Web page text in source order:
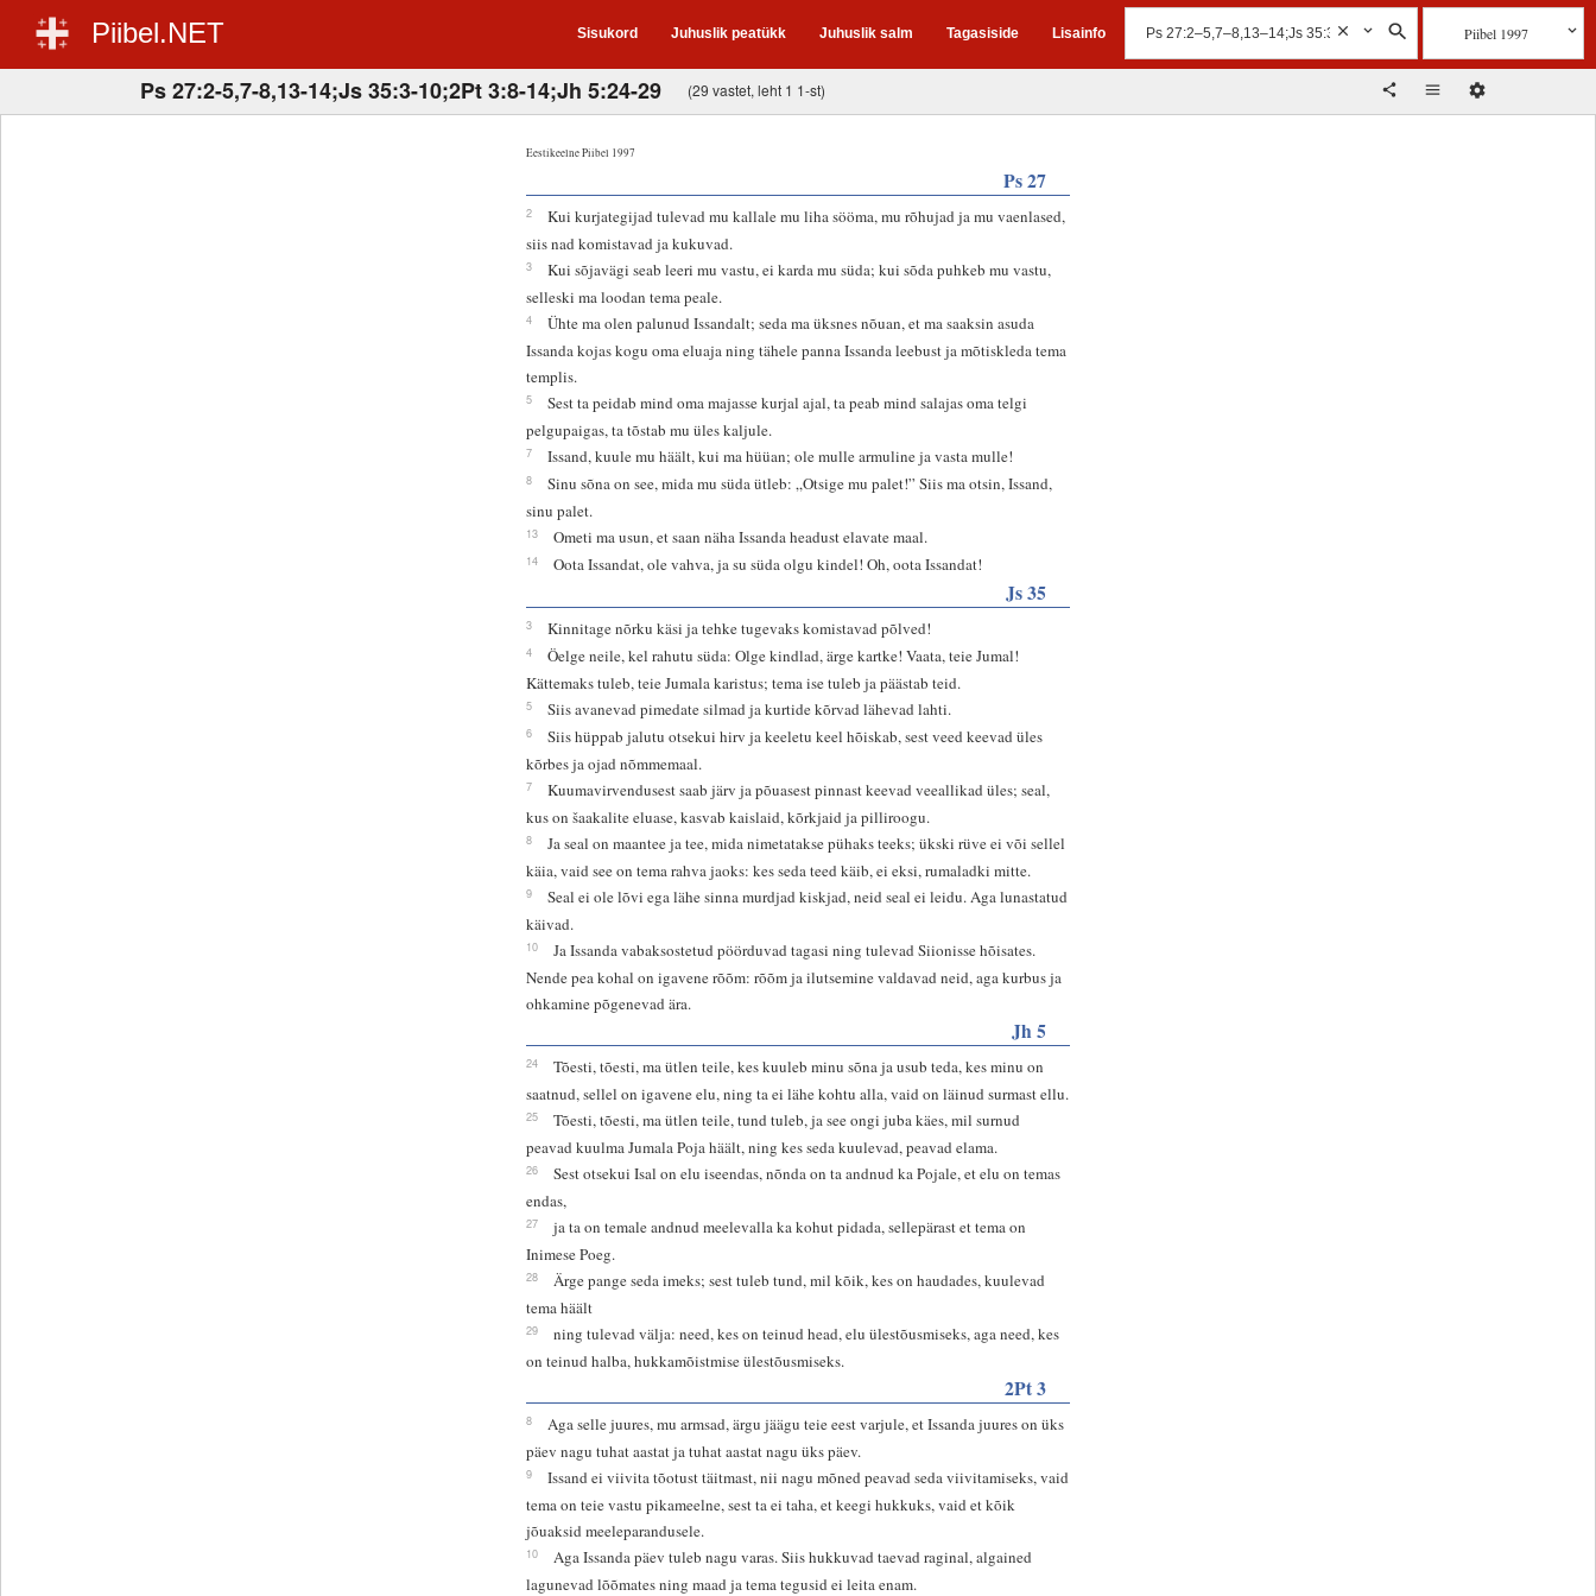
Piibel.NET Sisukord Juhuslik peatükk Juhuslik salm Tagasiside Lisainfo Piibel 1997
Ps 27:2-5,7-8,13-14;Js 35:3-10;2Pt 3:8-14;Jh 5:24-29 (29 vastet, leht 1 1-st)
Eestikeelne Piibel 1997
Ps 27
2
Kui kurjategijad tulevad mu kallale mu liha sööma, mu rõhujad ja mu vaenlased,
siis nad komistavad ja kukuvad.
3
Kui sõjavägi seab leeri mu vastu, ei karda mu süda; kui sõda puhkeb mu vastu,
selleski ma loodan tema peale.
4
Ühte ma olen palunud Issandalt; seda ma üksnes nõuan, et ma saaksin asuda
Issanda kojas kogu oma eluaja ning tähele panna Issanda leebust ja mõtiskleda tema
templis.
5
Sest ta peidab mind oma majasse kurjal ajal, ta peab mind salajas oma telgi
pelgupaigas, ta tõstab mu üles kaljule.
7 Issand, kuule mu häält, kui ma hüüan; ole mulle armuline ja vasta mulle!
8
Sinu sõna on see, mida mu süda ütleb: „Otsige mu palet!” Siis ma otsin, Issand,
sinu palet.
13 Ometi ma usun, et saan näha Issanda headust elavate maal.
14 Oota Issandat, ole vahva, ja su süda olgu kindel! Oh, oota Issandat!
Js 35
3 Kinnitage nõrku käsi ja tehke tugevaks komistavad põlved!
4
Öelge neile, kel rahutu süda: Olge kindlad, ärge kartke! Vaata, teie Jumal!
Kättemaks tuleb, teie Jumala karistus; tema ise tuleb ja päästab teid.
5 Siis avanevad pimedate silmad ja kurtide kõrvad lähevad lahti.
6
Siis hüppab jalutu otsekui hirv ja keeletu keel hõiskab, sest veed keevad üles
kõrbes ja ojad nõmmemaal.
7
Kuumavirvendusest saab järv ja põuasest pinnast keevad veeallikad üles; seal,
kus on šaakalite eluase, kasvab kaislaid, kõrkjaid ja pilliroogu.
8
Ja seal on maantee ja tee, mida nimetatakse pühaks teeks; ükski rüve ei või sellel
käia, vaid see on tema rahva jaoks: kes seda teed käib, ei eksi, rumaladki mitte.
9
Seal ei ole lõvi ega lähe sinna murdjad kiskjad, neid seal ei leidu. Aga lunastatud
käivad.
10
Ja Issanda vabaksostetud pöörduvad tagasi ning tulevad Siionisse hõisates.
Nende pea kohal on igavene rõõm: rõõm ja ilutsemine valdavad neid, aga kurbus ja
ohkamine põgenevad ära.
Jh 5
24
Tõesti, tõesti, ma ütlen teile, kes kuuleb minu sõna ja usub teda, kes minu on
saatnud, sellel on igavene elu, ning ta ei lähe kohtu alla, vaid on läinud surmast ellu.
25
Tõesti, tõesti, ma ütlen teile, tund tuleb, ja see ongi juba käes, mil surnud
peavad kuulma Jumala Poja häält, ning kes seda kuulevad, peavad elama.
26
Sest otsekui Isal on elu iseendas, nõnda on ta andnud ka Pojale, et elu on temas
endas,
27
ja ta on temale andnud meelevalla ka kohut pidada, sellepärast et tema on
Inimese Poeg.
28
Ärge pange seda imeks; sest tuleb tund, mil kõik, kes on haudades, kuulevad
tema häält
29
ning tulevad välja: need, kes on teinud head, elu ülestõusmiseks, aga need, kes
on teinud halba, hukkamõistmise ülestõusmiseks.
2Pt 3
8
Aga selle juures, mu armsad, ärgu jäägu teie eest varjule, et Issanda juures on üks
päev nagu tuhat aastat ja tuhat aastat nagu üks päev.
9
Issand ei viivita tõotust täitmast, nii nagu mõned peavad seda viivitamiseks, vaid
tema on teie vastu pikameelne, sest ta ei taha, et keegi hukkuks, vaid et kõik
jõuaksid meeleparandusele.
10
Aga Issanda päev tuleb nagu varas. Siis hukkuvad taevad raginal, algained
lagunevad lõõmates ning maad ja tema tegusid ei leita enam.